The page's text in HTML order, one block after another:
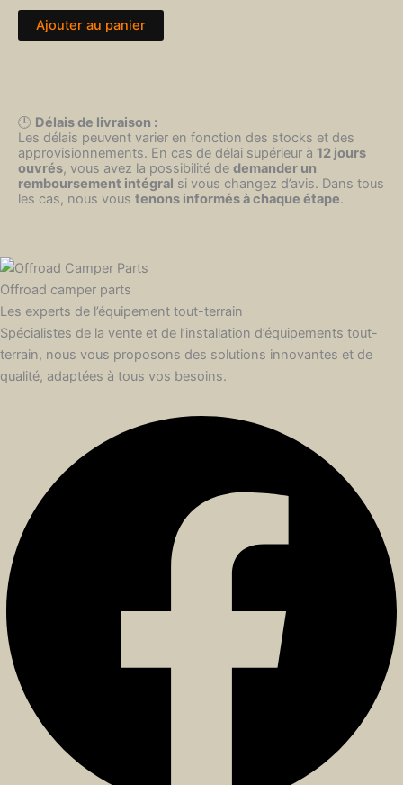
Ajouter au panier
🕒 Délais de livraison :
Les délais peuvent varier en fonction des stocks et des
approvisionnements. En cas de délai supérieur à 12 jours
ouvrés, vous avez la possibilité de demander un
remboursement intégral si vous changez d’avis. Dans tous
les cas, nous vous tenons informés à chaque étape.
Offroad camper parts
Les experts de l’équipement tout-terrain
Spécialistes de la vente et de l’installation d’équipements tout-
terrain, nous vous proposons des solutions innovantes et de
qualité, adaptées à tous vos besoins.